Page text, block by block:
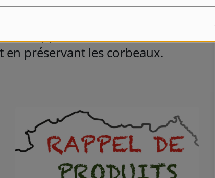
le temps de l'intervention.
d'apporter une solution aux
préservant les corbeaux.